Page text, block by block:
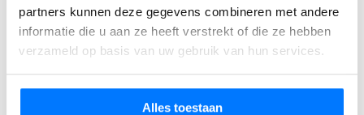
partners kunnen deze gegevens combineren met andere
informatie die u aan ze heeft verstrekt of die ze hebben
verzameld op basis van uw gebruik van hun services.
Alles toestaan
✍️ Vul ontbrekende informatie
aan